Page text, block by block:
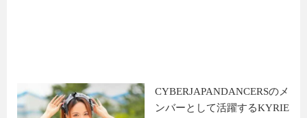
CYBERJAPANDANCERSのメ
ンバーとして活躍するKYRIE